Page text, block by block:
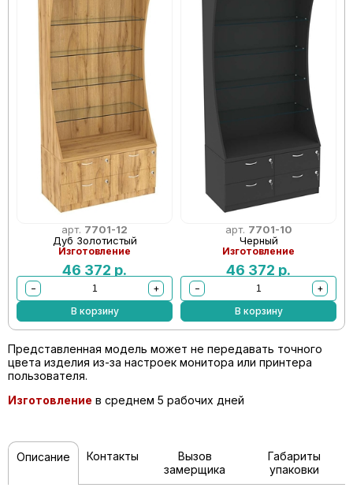
арт. 7701-12
Дуб Золотистый
Изготовление
46 372 р.
−
+
В корзину
арт. 7701-10
Черный
Изготовление
46 372 р.
−
+
В корзину
Представленная модель может не передавать точного
цвета изделия из-за настроек монитора или принтера
пользователя.
Изготовление в среднем 5 рабочих дней
Описание Контакты
Вызов
замерщика
Габариты
упаковки